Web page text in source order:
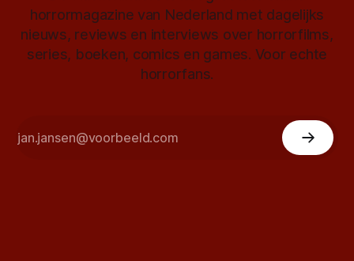
horrormagazine van Nederland met dagelijks
nieuws, reviews en interviews over horrorfilms,
series, boeken, comics en games. Voor echte
horrorfans.